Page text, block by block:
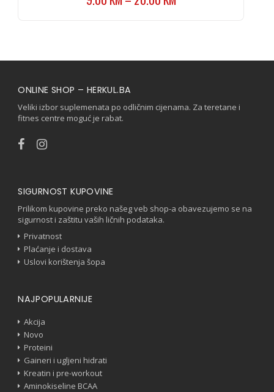
ONLINE SHOP – HERKUL.BA
Veliki izbor suplemenata po odličnim cijenama. Za teretane i
fitnes centre moguć je rabat.
SIGURNOST KUPOVINE
Prilikom kupovine preko našeg veb shop-a obavezujemo se na
sigurnost i zaštitu vaših ličnih podataka.
Privatnost
Plaćanje i dostava
Uslovi korištenja šopa
NAJPOPULARNIJE
Akcija
Novo
Proteini
Gaineri i ugljeni hidrati
Kreatin i pre-workout
Aminokiseline BCAA